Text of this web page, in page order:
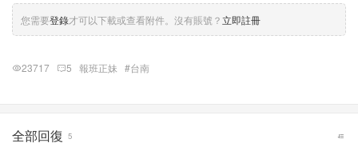
您需要登錄才可以下載或查看附件。沒有賬號？立即註冊
23717 5 報班正妹 #台南
全部回復 5